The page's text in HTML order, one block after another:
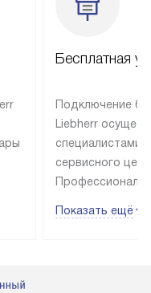
Бесплатная
Подключение
Liebherr
специалистами
сервисного
эксплуатации
Показать ещё